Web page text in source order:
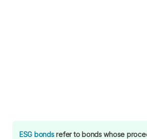
ESG bonds refer to bonds whose